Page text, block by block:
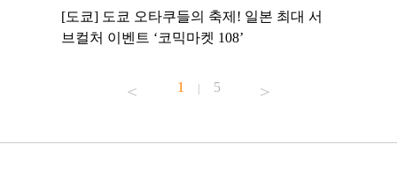
[도쿄] 도쿄 오타쿠들의 축제! 일본 최대 서
브컬처 이벤트 ‘코믹마켓 108’
1 | 5